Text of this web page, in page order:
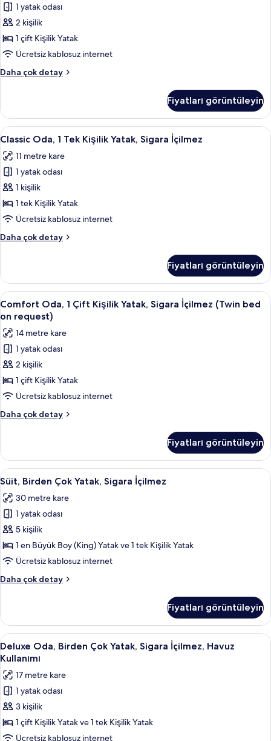
Çift
Kişilik
Yatak,
Sigara
İçilmez,
için
tüm
fotoğrafları
görün
1 yatak odası
2 kişilik
1 çift Kişilik Yatak
Ücretsiz kablosuz internet
Daha çok detay
Deluxe
Kişilik
Yatak,
Sigara
Havuz
Kullanımı
daha
fazla
detay
Fiyatları görüntüleyin
Classic
Oda,
1
Tek
Kişilik
Yatak,
Sigara
için
görün
Classic Oda, 1 Tek Kişilik Yatak,
7
Classic Oda, 1 Tek Kişilik Yatak, Sigara İçilmez
11 metre kare
1 yatak odası
1 kişilik
1 tek Kişilik Yatak
Ücretsiz kablosuz internet
Daha çok detay
Classic
Kişilik
Yatak,
Sigara
İçilmez
hakkında
daha
fazla
detay
Fiyatları görüntüleyin
Comfort
Oda,
Çift
Kişilik
Yatak,
Sigara
İçilmez
(Twin
bed
request)
için
tüm
fotoğrafları
görün
Comfort Oda, 1 Çift Kişilik Yatak,
8
Comfort Oda, 1 Çift Kişilik Yatak, Sigara İçilmez (Twin bed
on request)
14 metre kare
1 yatak odası
2 kişilik
1 çift Kişilik Yatak
Ücretsiz kablosuz internet
Daha çok detay
Comfort
Kişilik
Yatak,
Sigara
(Twin
bed
request)
hakkında
daha
fazla
detay
Fiyatları görüntüleyin
Süit,
Birden
Çok
Yatak,
Sigara
İçilmez
için
fotoğrafları
Süit, Birden Çok Yatak, Sigara
8
Süit, Birden Çok Yatak, Sigara İçilmez
30 metre kare
1 yatak odası
5 kişilik
1 en Büyük Boy (King) Yatak ve 1 tek Kişilik Yatak
Ücretsiz kablosuz internet
Daha çok detay
Süit,
Sigara
İçilmez
hakkında
daha
detay
Fiyatları görüntüleyin
Deluxe
Oda,
Birden
Çok
Yatak,
Sigara
İçilmez,
Havuz
Kaliteli yatak takımı, minibar, odada
4
Deluxe Oda, Birden Çok Yatak, Sigara İçilmez, Havuz
Kullanımı
17 metre kare
1 yatak odası
3 kişilik
1 çift Kişilik Yatak ve 1 tek Kişilik Yatak
Ücretsiz kablosuz internet